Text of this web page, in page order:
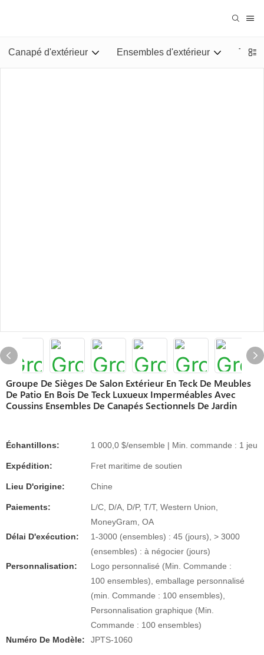
Canapé d'extérieur Ensembles d'extérieur
Groupe De Sièges De Salon Extérieur En Teck De Meubles
De Patio En Bois De Teck Luxueux Imperméables Avec
Coussins Ensembles De Canapés Sectionnels De Jardin
Échantillons: 1 000,0 $/ensemble | Min. commande : 1 jeu
Expédition: Fret maritime de soutien
Lieu D'origine: Chine
Paiements:
L/C, D/A, D/P, T/T, Western Union,
MoneyGram, OA
Délai D'exécution:
1-3000 (ensembles) : 45 (jours), > 3000
(ensembles) : à négocier (jours)
Personnalisation:
Logo personnalisé (Min. Commande :
100 ensembles), emballage personnalisé
(min. Commande : 100 ensembles),
Personnalisation graphique (Min.
Commande : 100 ensembles)
Numéro De Modèle:
JPTS-1060